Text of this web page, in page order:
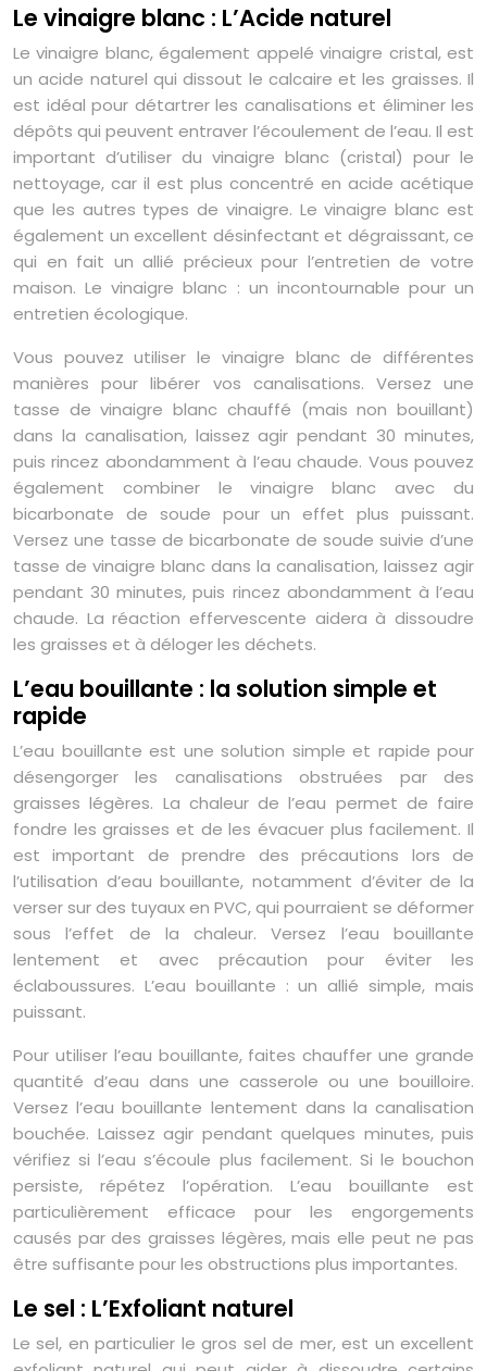
Le vinaigre blanc : L’Acide naturel
Le vinaigre blanc, également appelé vinaigre cristal, est
un acide naturel qui dissout le calcaire et les graisses. Il
est idéal pour détartrer les canalisations et éliminer les
dépôts qui peuvent entraver l’écoulement de l’eau. Il est
important d’utiliser du vinaigre blanc (cristal) pour le
nettoyage, car il est plus concentré en acide acétique
que les autres types de vinaigre. Le vinaigre blanc est
également un excellent désinfectant et dégraissant, ce
qui en fait un allié précieux pour l’entretien de votre
maison. Le vinaigre blanc : un incontournable pour un
entretien écologique.
Vous pouvez utiliser le vinaigre blanc de différentes
manières pour libérer vos canalisations. Versez une
tasse de vinaigre blanc chauffé (mais non bouillant)
dans la canalisation, laissez agir pendant 30 minutes,
puis rincez abondamment à l’eau chaude. Vous pouvez
également combiner le vinaigre blanc avec du
bicarbonate de soude pour un effet plus puissant.
Versez une tasse de bicarbonate de soude suivie d’une
tasse de vinaigre blanc dans la canalisation, laissez agir
pendant 30 minutes, puis rincez abondamment à l’eau
chaude. La réaction effervescente aidera à dissoudre
les graisses et à déloger les déchets.
L’eau bouillante : la solution simple et
rapide
L’eau bouillante est une solution simple et rapide pour
désengorger les canalisations obstruées par des
graisses légères. La chaleur de l’eau permet de faire
fondre les graisses et de les évacuer plus facilement. Il
est important de prendre des précautions lors de
l’utilisation d’eau bouillante, notamment d’éviter de la
verser sur des tuyaux en PVC, qui pourraient se déformer
sous l’effet de la chaleur. Versez l’eau bouillante
lentement et avec précaution pour éviter les
éclaboussures. L’eau bouillante : un allié simple, mais
puissant.
Pour utiliser l’eau bouillante, faites chauffer une grande
quantité d’eau dans une casserole ou une bouilloire.
Versez l’eau bouillante lentement dans la canalisation
bouchée. Laissez agir pendant quelques minutes, puis
vérifiez si l’eau s’écoule plus facilement. Si le bouchon
persiste, répétez l’opération. L’eau bouillante est
particulièrement efficace pour les engorgements
causés par des graisses légères, mais elle peut ne pas
être suffisante pour les obstructions plus importantes.
Le sel : L’Exfoliant naturel
Le sel, en particulier le gros sel de mer, est un excellent